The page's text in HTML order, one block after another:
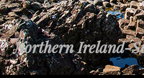
Northern Ireland-